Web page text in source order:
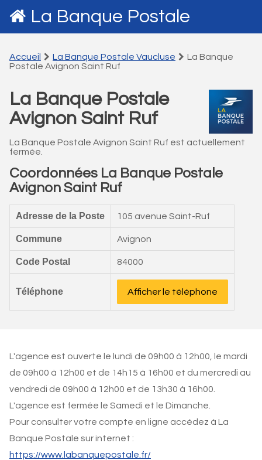
La Banque Postale
Accueil La Banque Postale Vaucluse
La Banque
Postale Avignon Saint Ruf
La Banque Postale
Avignon Saint Ruf
La Banque Postale Avignon Saint Ruf est actuellement
fermée.
Coordonnées La Banque Postale
Avignon Saint Ruf
Adresse de la Poste 105 avenue Saint-Ruf
Commune Avignon
Code Postal 84000
Téléphone Afficher le téléphone
L'agence est ouverte le lundi de 09h00 à 12h00, le mardi
de 09h00 à 12h00 et de 14h15 à 16h00 et du mercredi au
vendredi de 09h00 à 12h00 et de 13h30 à 16h00.
L'agence est fermée le Samedi et le Dimanche.
Pour consulter votre compte en ligne accédez à La
Banque Postale sur internet :
https://www.labanquepostale.fr/